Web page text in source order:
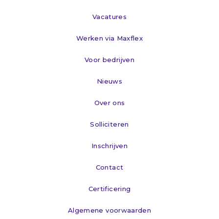
Vacatures
Werken via Maxflex
Voor bedrijven
Nieuws
Over ons
Solliciteren
Inschrijven
Contact
Certificering
Algemene voorwaarden